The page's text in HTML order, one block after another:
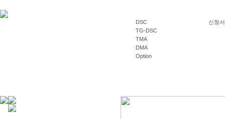
DSC
TG-DSC
TMA
DMA
Option
신청